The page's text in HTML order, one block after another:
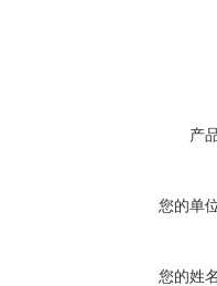
产
您的单
您的姓